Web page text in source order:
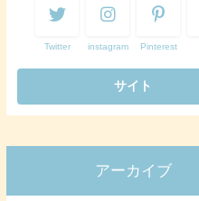
Twitter instagram Pinterest
アーカイブ